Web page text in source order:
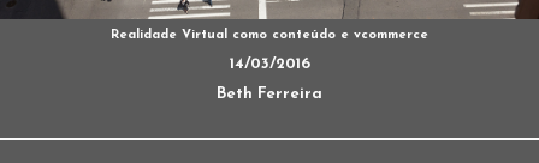
Realidade Virtual como conteúdo e vcommerce
14/03/2016
Beth Ferreira